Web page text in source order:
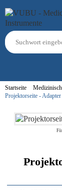
Startseite
Projektorseite -